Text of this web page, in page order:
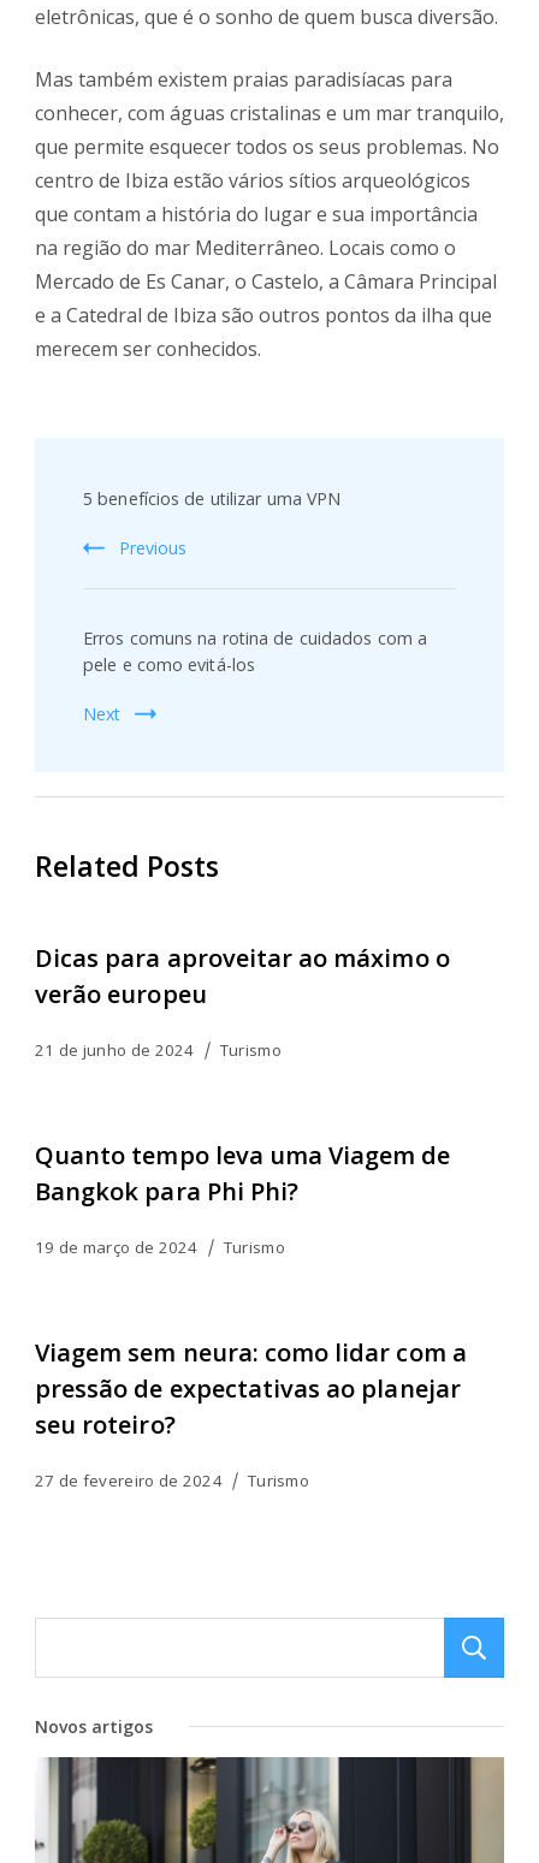
eletrônicas, que é o sonho de quem busca diversão.
Mas também existem praias paradisíacas para
conhecer, com águas cristalinas e um mar tranquilo,
que permite esquecer todos os seus problemas. No
centro de Ibiza estão vários sítios arqueológicos
que contam a história do lugar e sua importância
na região do mar Mediterrâneo. Locais como o
Mercado de Es Canar, o Castelo, a Câmara Principal
e a Catedral de Ibiza são outros pontos da ilha que
merecem ser conhecidos.
Navigation
5 benefícios de utilizar uma VPN
Previous
Erros comuns na rotina de cuidados com a
pele e como evitá-los
Next
Related Posts
Dicas para aproveitar ao máximo o
verão europeu
21 de junho de 2024 Turismo
Quanto tempo leva uma Viagem de
Bangkok para Phi Phi?
19 de março de 2024 Turismo
Viagem sem neura: como lidar com a
pressão de expectativas ao planejar
seu roteiro?
27 de fevereiro de 2024 Turismo
Novos artigos